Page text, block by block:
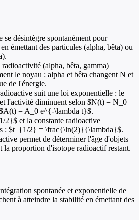
se désintègre spontanément pour
émettant des particules (alpha, bêta) ou
(alpha, bêta, gamma)
le noyau : alpha et bêta changent N et
de l'énergie.
suit une loi exponentielle : le
l'activité diminuent selon $N(t) = N_0
= A_0 e^{-\lambda t}$.
2}$ et la constante radioactive
: $t_{1/2} = \frac{\ln(2)}{\lambda}$.
permet de déterminer l'âge d'objets
la proportion d'isotope radioactif restant.
spontanée et exponentielle de
à atteindre la stabilité en émettant des